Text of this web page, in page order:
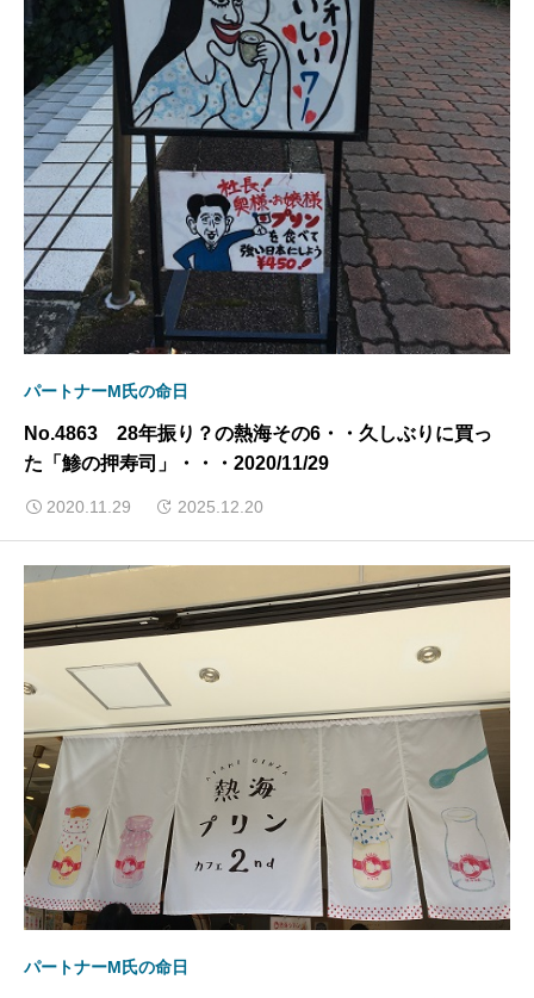
パートナーM氏の命日
No.4863 28年振り？の熱海その6・・久しぶりに買っ
た「鯵の押寿司」・・・2020/11/29
2020.11.29 2025.12.20
パートナーM氏の命日